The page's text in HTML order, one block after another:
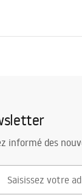
200mm
joint
płynu do
90 mm
informé des